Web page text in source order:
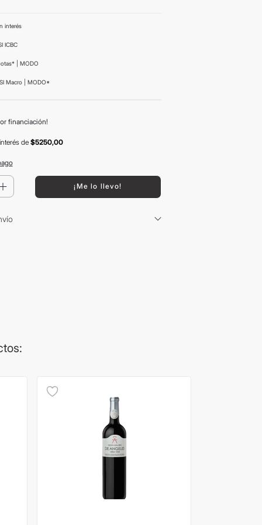
interés
ICBC
| MODO
Macro | MODO*
financiación!
de $5250,00
¡Me lo llevo!